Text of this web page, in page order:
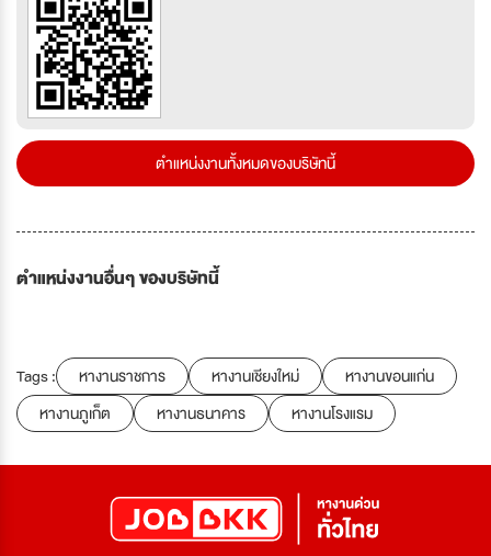
ตำแหน่งงานทั้งหมดของบริษัทนี้
ตำแหน่งงานอื่นๆ ของบริษัทนี้
Tags : หางานราชการ หางานเชียงใหม่
หางานขอนแก่น
หางานภูเก็ต
หางานธนาคาร หางานโรงแรม